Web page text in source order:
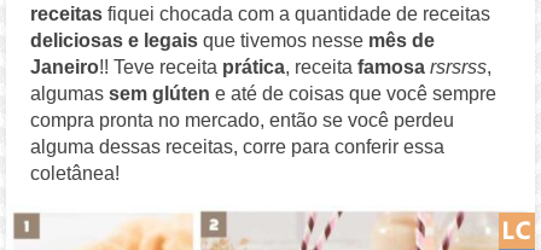
receitas fiquei chocada com a quantidade de receitas
deliciosas e legais que tivemos nesse mês de
Janeiro!! Teve receita prática, receita famosa rsrsrss,
algumassem glúten e até de coisas que você sempre
compra pronta no mercado, então se você perdeu
alguma dessas receitas, corre para conferir essa
coletânea!